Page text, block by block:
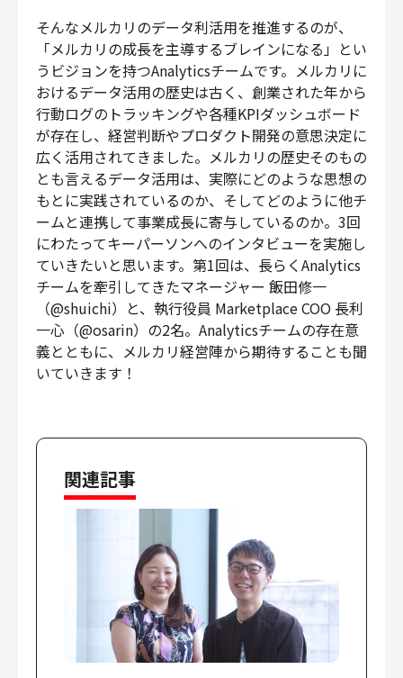
法務
人事
セキュリティ・プライバシー
募集中の求人一覧
そんなメルカリのデータ利活用を推進するのが、
「メルカリの成長を主導するブレインになる」とい
うビジョンを持つAnalyticsチームです。メルカリに
おけるデータ活用の歴史は古く、創業された年から
行動ログのトラッキングや各種KPIダッシュボード
が存在し、経営判断やプロダクト開発の意思決定に
広く活用されてきました。メルカリの歴史そのもの
とも言えるデータ活用は、実際にどのような思想の
もとに実践されているのか、そしてどのように他チ
ームと連携して事業成長に寄与しているのか。3回
にわたってキーパーソンへのインタビューを実施し
ていきたいと思います。第1回は、長らくAnalytics
チームを牽引してきたマネージャー 飯田修一
（@shuichi）と、執行役員 Marketplace COO 長利
一心（@osarin）の2名。Analyticsチームの存在意
義とともに、メルカリ経営陣から期待することも聞
いていきます！
関連記事